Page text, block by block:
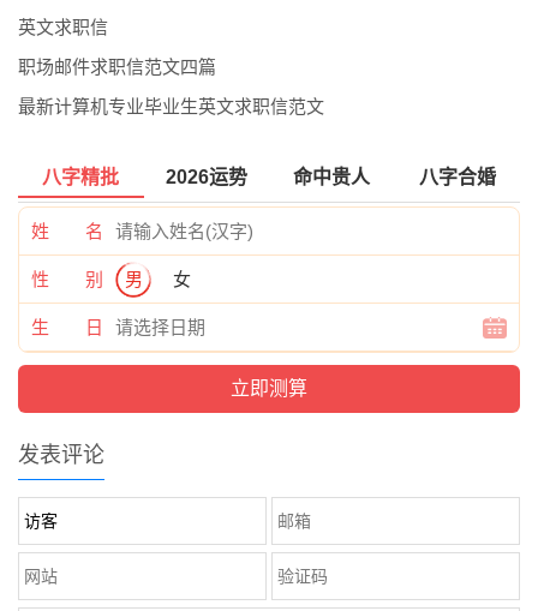
英文求职信
职场邮件求职信范文四篇
最新计算机专业毕业生英文求职信范文
八字精批 2026运势 命中贵人 八字合婚
姓 名
性 别 男 女
生 日
发表评论